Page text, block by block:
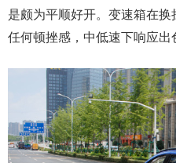
是颇为平顺好开。变速箱在
任何顿挫感，中低速下响应出